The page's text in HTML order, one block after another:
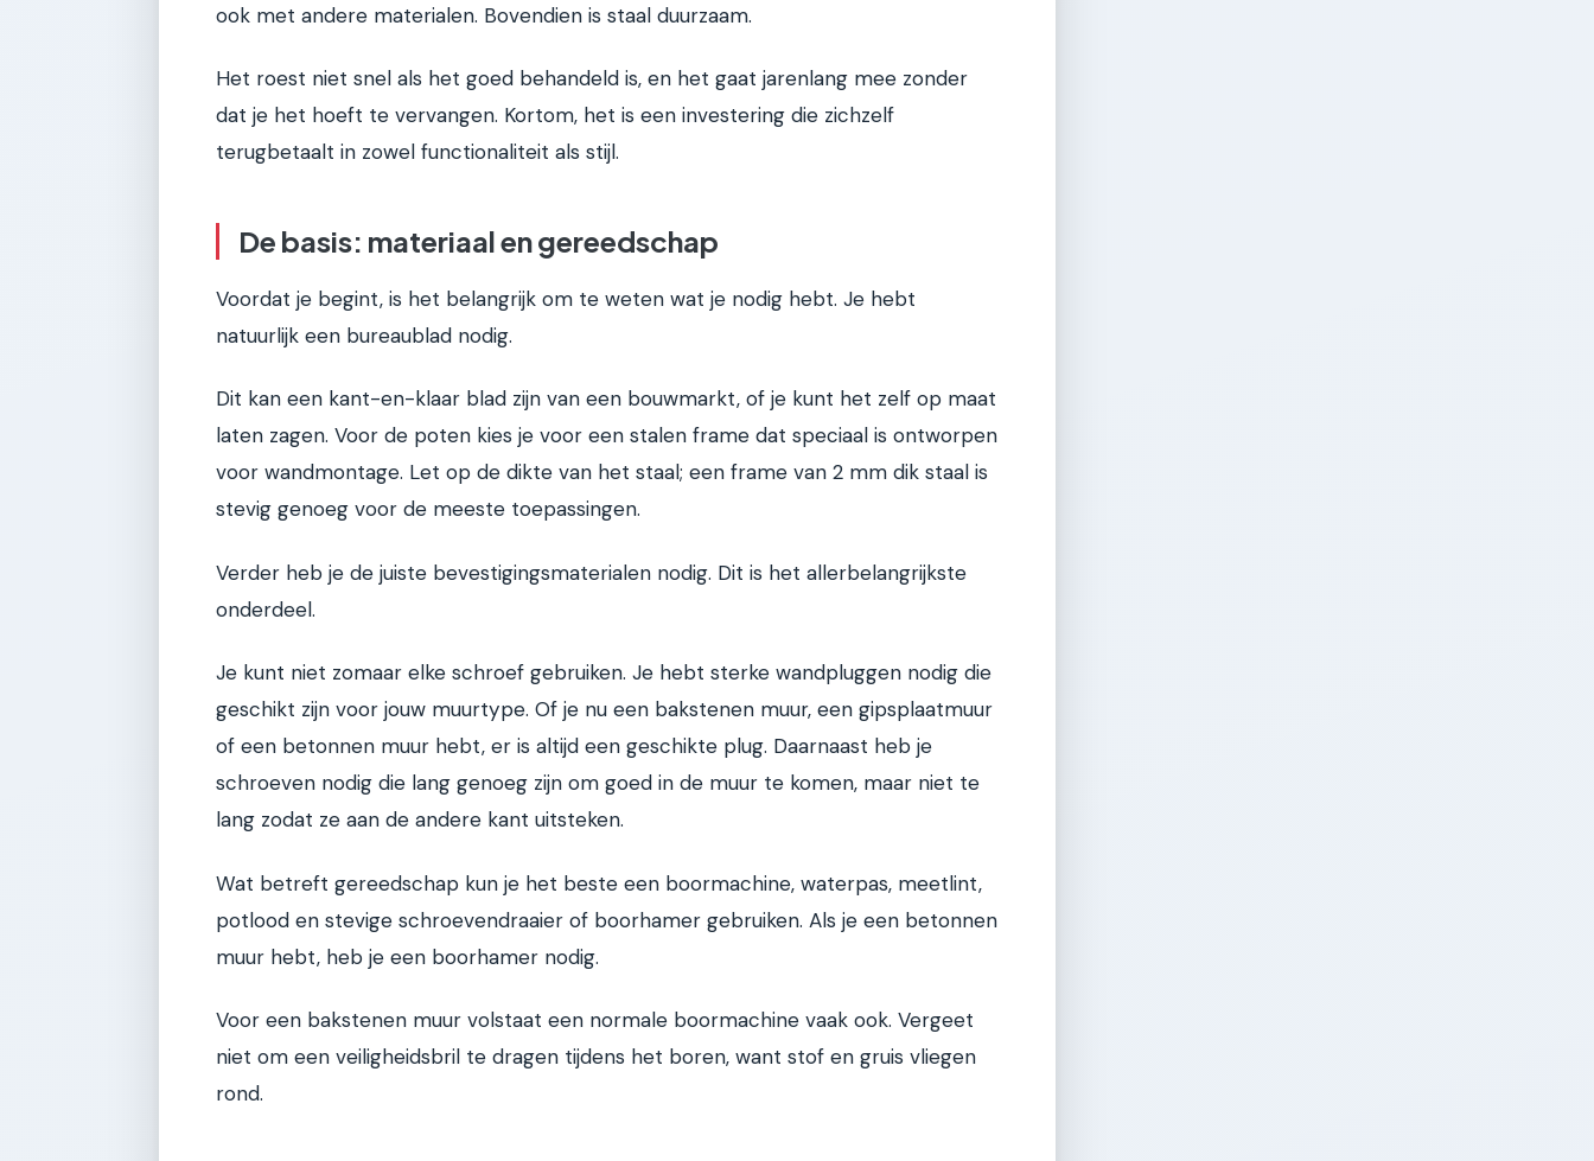
ook met andere materialen. Bovendien is staal duurzaam.
Het roest niet snel als het goed behandeld is, en het gaat jarenlang mee zonder
dat je het hoeft te vervangen. Kortom, het is een investering die zichzelf
terugbetaalt in zowel functionaliteit als stijl.
De basis: materiaal en gereedschap
Voordat je begint, is het belangrijk om te weten wat je nodig hebt. Je hebt
natuurlijk een bureaublad nodig.
Dit kan een kant-en-klaar blad zijn van een bouwmarkt, of je kunt het zelf op maat
laten zagen. Voor de poten kies je voor een stalen frame dat speciaal is ontworpen
voor wandmontage. Let op de dikte van het staal; een frame van 2 mm dik staal is
stevig genoeg voor de meeste toepassingen.
Verder heb je de juiste bevestigingsmaterialen nodig. Dit is het allerbelangrijkste
onderdeel.
Je kunt niet zomaar elke schroef gebruiken. Je hebt sterke wandpluggen nodig die
geschikt zijn voor jouw muurtype. Of je nu een bakstenen muur, een gipsplaatmuur
of een betonnen muur hebt, er is altijd een geschikte plug. Daarnaast heb je
schroeven nodig die lang genoeg zijn om goed in de muur te komen, maar niet te
lang zodat ze aan de andere kant uitsteken.
Wat betreft gereedschap kun je het beste een boormachine, waterpas, meetlint,
potlood en stevige schroevendraaier of boorhamer gebruiken. Als je een betonnen
muur hebt, heb je een boorhamer nodig.
Voor een bakstenen muur volstaat een normale boormachine vaak ook. Vergeet
niet om een veiligheidsbril te dragen tijdens het boren, want stof en gruis vliegen
rond.